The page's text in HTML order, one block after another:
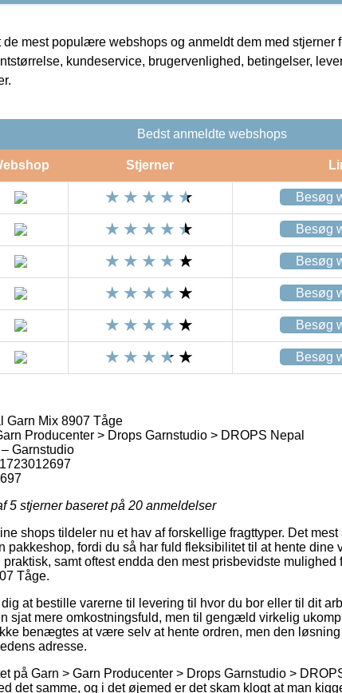
mest populære webshops og anmeldt dem med stjerner
kundeservice, brugervenlighed, betingelser,
Bedst anmeldte webshops
Stjerner
Besøg
Besøg
Besøg
Besøg
Besøg
Besøg
Garn Mix 8907 Tåge
Producenter > Drops Garnstudio > DROPS Nepal
Garnstudio
5 stjerner baseret på 20 anmeldelser
shops tildeler nu et hav af forskellige fragttyper. Det
pakkeshop, fordi du så har fuld fleksibilitet til at hente dine
samt oftest endda den mest prisbevidste mulighed
Tåge.
at bestille varerne til levering til hvor du bor eller til dit
sjat mere omkostningsfuld, men til gengæld virkelig
benægtes at være selv at hente ordren, men den
adresse.
på Garn > Garn Producenter > Drops Garnstudio >
det samme, og i det øjemed er det skam klogt at man